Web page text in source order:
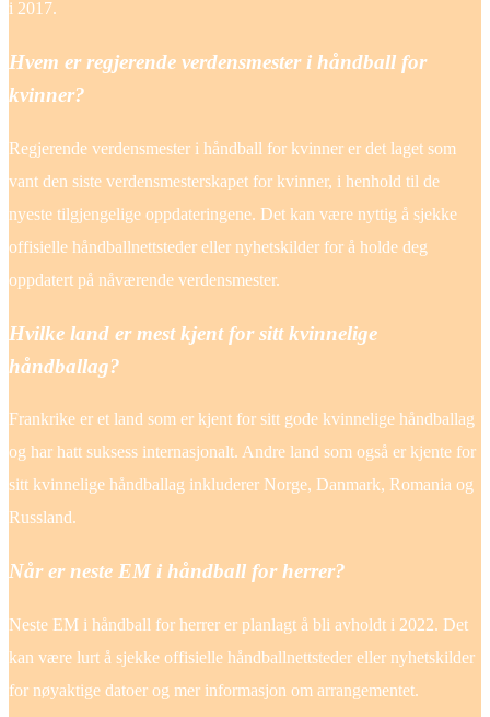
i 2017.
Hvem er regjerende verdensmester i håndball for
kvinner?
Regjerende verdensmester i håndball for kvinner er det laget som
vant den siste verdensmesterskapet for kvinner, i henhold til de
nyeste tilgjengelige oppdateringene. Det kan være nyttig å sjekke
offisielle håndballnettsteder eller nyhetskilder for å holde deg
oppdatert på nåværende verdensmester.
Hvilke land er mest kjent for sitt kvinnelige
håndballag?
Frankrike er et land som er kjent for sitt gode kvinnelige håndballag
og har hatt suksess internasjonalt. Andre land som også er kjente for
sitt kvinnelige håndballag inkluderer Norge, Danmark, Romania og
Russland.
Når er neste EM i håndball for herrer?
Neste EM i håndball for herrer er planlagt å bli avholdt i 2022. Det
kan være lurt å sjekke offisielle håndballnettsteder eller nyhetskilder
for nøyaktige datoer og mer informasjon om arrangementet.